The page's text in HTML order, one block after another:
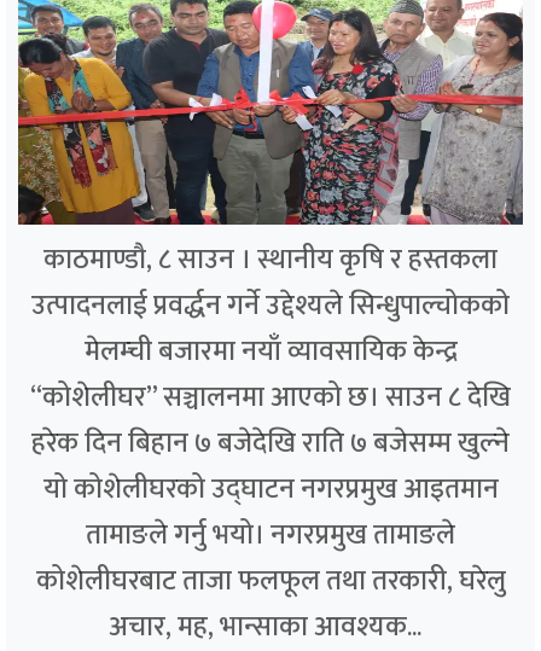
काठमाण्डौ, ८ साउन । स्थानीय कृषि र हस्तकला
उत्पादनलाई प्रवर्द्धन गर्ने उद्देश्यले सिन्धुपाल्चोकको
मेलम्ची बजारमा नयाँ व्यावसायिक केन्द्र
“कोशेलीघर” सञ्चालनमा आएको छ। साउन ८ देखि
हरेक दिन बिहान ७ बजेदेखि राति ७ बजेसम्म खुल्ने
यो कोशेलीघरको उद्घाटन नगरप्रमुख आइतमान
तामाङले गर्नु भयो। नगरप्रमुख तामाङले
कोशेलीघरबाट ताजा फलफूल तथा तरकारी, घरेलु
अचार, मह, भान्साका आवश्यक...